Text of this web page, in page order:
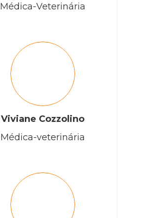
Médica-Veterinária
Viviane Cozzolino
Médica-veterinária